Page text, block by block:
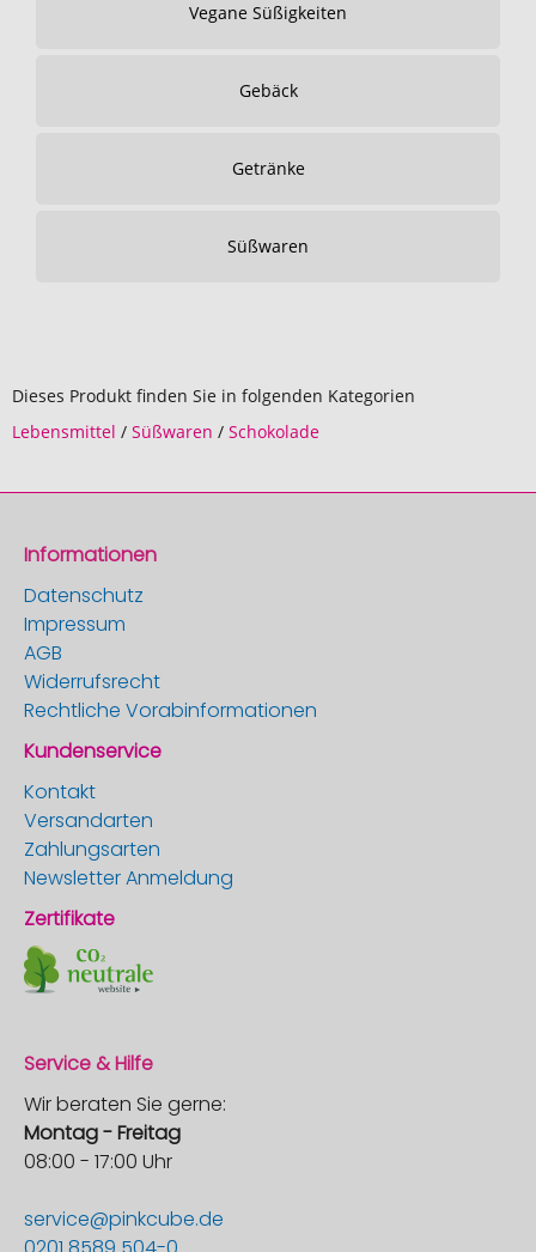
Vegane Süßigkeiten
Gebäck
Getränke
Süßwaren
Dieses Produkt finden Sie in folgenden Kategorien
Lebensmittel / Süßwaren / Schokolade
Informationen
Datenschutz
Impressum
AGB
Widerrufsrecht
Rechtliche Vorabinformationen
Kundenservice
Kontakt
Versandarten
Zahlungsarten
Newsletter Anmeldung
Zertifikate
Service & Hilfe
Wir beraten Sie gerne:
Montag - Freitag
08:00 - 17:00 Uhr
service@pinkcube.de